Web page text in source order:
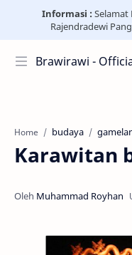
Informasi :Selamat
Rajendradewi
Brawirawi -
Home budaya
Karawitan